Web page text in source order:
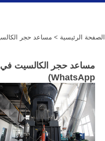
الصفحة الرئيسية > مساعد حجر
مساعد حجر الكالسيت في
WhatsApp
)